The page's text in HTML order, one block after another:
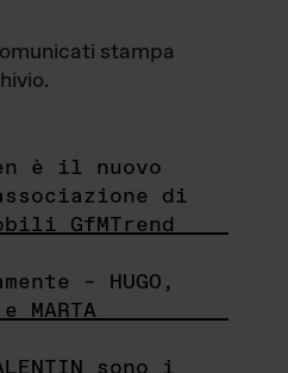
stampa
è il nuovo
di
GfMTrend
– HUGO,
MARTA
sono i